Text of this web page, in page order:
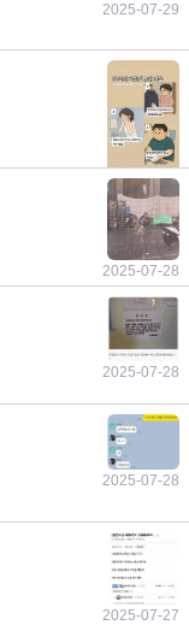
2025-07-29
2025-07-28
2025-07-28
2025-07-28
2025-07-28
2025-07-27